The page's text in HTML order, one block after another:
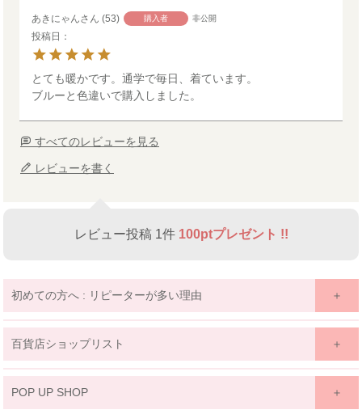
あきにゃん 53 購入者 非公開
投稿日
とても暖かです。通学で毎日、着ています。
ブルーと色違いで購入しました。
すべてのレビューを見る
レビューを書く
レビュー投稿 1件 100ptプレゼント !!
初めての方へ : リピーターが多い理由
百貨店ショップリスト
POP UP SHOP